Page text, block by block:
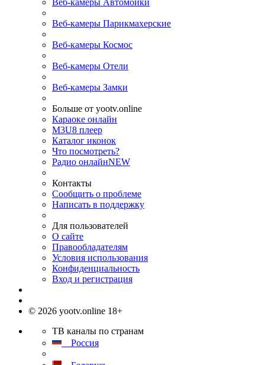
Веб-камеры Автомойки
Веб-камеры Парикмахерские
Веб-камеры Космос
Веб-камеры Отели
Веб-камеры Замки
Больше от yootv.online
Караоке онлайн
M3U8 плеер
Каталог иконок
Что посмотреть?
Радио онлайнNEW
Контакты
Сообщить о проблеме
Написать в поддержку
Для пользователей
О сайте
Правообладателям
Условия использования
Конфиденциальность
Вход и регистрация
© 2026 yootv.online 18+
ТВ каналы по странам
Россия